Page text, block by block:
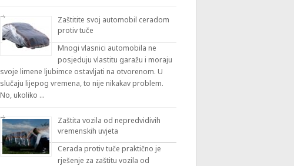
Zaštitite svoj automobil ceradom
protiv tuče
Mnogi vlasnici automobila ne
posjeduju vlastitu garažu i moraju
svoje limene ljubimce ostavljati na otvorenom. U
slučaju lijepog vremena, to nije nikakav problem.
No, ukoliko …
Zaštita vozila od nepredvidivih
vremenskih uvjeta
Cerada protiv tuče praktično je
rješenje za zaštitu vozila od